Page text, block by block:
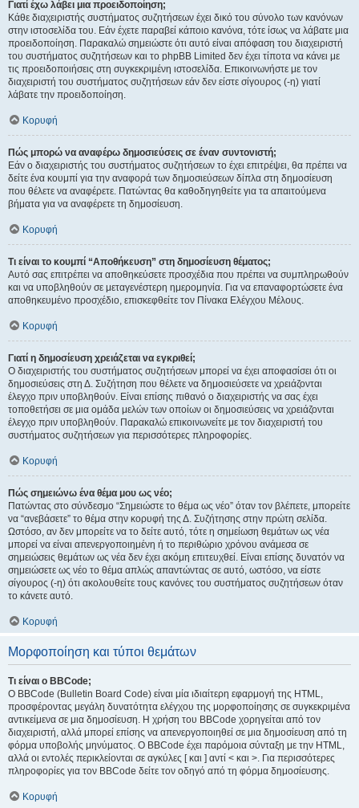
Γιατί έχω λάβει μια προειδοποίηση;
Κάθε διαχειριστής συστήματος συζητήσεων έχει δικό του σύνολο των κανόνων
στην ιστοσελίδα του. Εάν έχετε παραβεί κάποιο κανόνα, τότε ίσως να λάβατε μια
προειδοποίηση. Παρακαλώ σημειώστε ότι αυτό είναι απόφαση του διαχειριστή
του συστήματος συζητήσεων και το phpBB Limited δεν έχει τίποτα να κάνει με
τις προειδοποιήσεις στη συγκεκριμένη ιστοσελίδα. Επικοινωνήστε με τον
διαχειριστή του συστήματος συζητήσεων εάν δεν είστε σίγουρος (-η) γιατί
λάβατε την προειδοποίηση.
Κορυφή
Πώς μπορώ να αναφέρω δημοσιεύσεις σε έναν συντονιστή;
Εάν ο διαχειριστής του συστήματος συζητήσεων το έχει επιτρέψει, θα πρέπει να
δείτε ένα κουμπί για την αναφορά των δημοσιεύσεων δίπλα στη δημοσίευση
που θέλετε να αναφέρετε. Πατώντας θα καθοδηγηθείτε για τα απαιτούμενα
βήματα για να αναφέρετε τη δημοσίευση.
Κορυφή
Τι είναι το κουμπί “Αποθήκευση” στη δημοσίευση θέματος;
Αυτό σας επιτρέπει να αποθηκεύσετε προσχέδια που πρέπει να συμπληρωθούν
και να υποβληθούν σε μεταγενέστερη ημερομηνία. Για να επαναφορτώσετε ένα
αποθηκευμένο προσχέδιο, επισκεφθείτε τον Πίνακα Ελέγχου Μέλους.
Κορυφή
Γιατί η δημοσίευση χρειάζεται να εγκριθεί;
Ο διαχειριστής του συστήματος συζητήσεων μπορεί να έχει αποφασίσει ότι οι
δημοσιεύσεις στη Δ. Συζήτηση που θέλετε να δημοσιεύσετε να χρειάζονται
έλεγχο πριν υποβληθούν. Είναι επίσης πιθανό ο διαχειριστής να σας έχει
τοποθετήσει σε μια ομάδα μελών των οποίων οι δημοσιεύσεις να χρειάζονται
έλεγχο πριν υποβληθούν. Παρακαλώ επικοινωνείτε με τον διαχειριστή του
συστήματος συζητήσεων για περισσότερες πληροφορίες.
Κορυφή
Πώς σημειώνω ένα θέμα μου ως νέο;
Πατώντας στο σύνδεσμο “Σημειώστε το θέμα ως νέο” όταν τον βλέπετε, μπορείτε
να “ανεβάσετε” το θέμα στην κορυφή της Δ. Συζήτησης στην πρώτη σελίδα.
Ωστόσο, αν δεν μπορείτε να το δείτε αυτό, τότε η σημείωση θεμάτων ως νέα
μπορεί να είναι απενεργοποιημένη ή το περιθώριο χρόνου ανάμεσα σε
σημειώσεις θεμάτων ως νέα δεν έχει ακόμη επιτευχθεί. Είναι επίσης δυνατόν να
σημειώσετε ως νέο το θέμα απλώς απαντώντας σε αυτό, ωστόσο, να είστε
σίγουρος (-η) ότι ακολουθείτε τους κανόνες του συστήματος συζητήσεων όταν
το κάνετε αυτό.
Κορυφή
Μορφοποίηση και τύποι θεμάτων
Τι είναι ο BBCode;
Ο BBCode (Bulletin Board Code) είναι μία ιδιαίτερη εφαρμογή της HTML,
προσφέροντας μεγάλη δυνατότητα ελέγχου της μορφοποίησης σε συγκεκριμένα
αντικείμενα σε μια δημοσίευση. Η χρήση του BBCode χορηγείται από τον
διαχειριστή, αλλά μπορεί επίσης να απενεργοποιηθεί σε μια δημοσίευση από τη
φόρμα υποβολής μηνύματος. Ο BBCode έχει παρόμοια σύνταξη με την HTML,
αλλά οι εντολές περικλείονται σε αγκύλες [ και ] αντί < και >. Για περισσότερες
πληροφορίες για τον BBCode δείτε τον οδηγό από τη φόρμα δημοσίευσης.
Κορυφή